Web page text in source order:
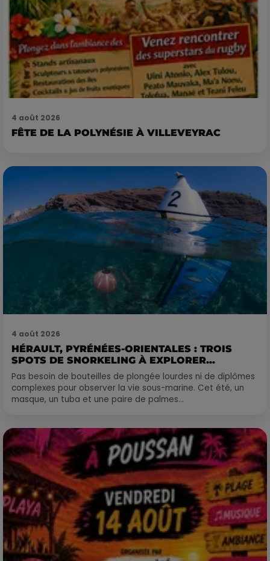
4 août 2026
FÊTE DE LA POLYNÉSIE À VILLEVEYRAC
4 août 2026
HÉRAULT, PYRÉNÉES-ORIENTALES : TROIS
SPOTS DE SNORKELING À EXPLORER...
Pas besoin de bouteilles de plongée lourdes ni de diplômes
complexes pour observer la vie sous-marine. Cet été, un
masque, un tuba et une paire de palmes...